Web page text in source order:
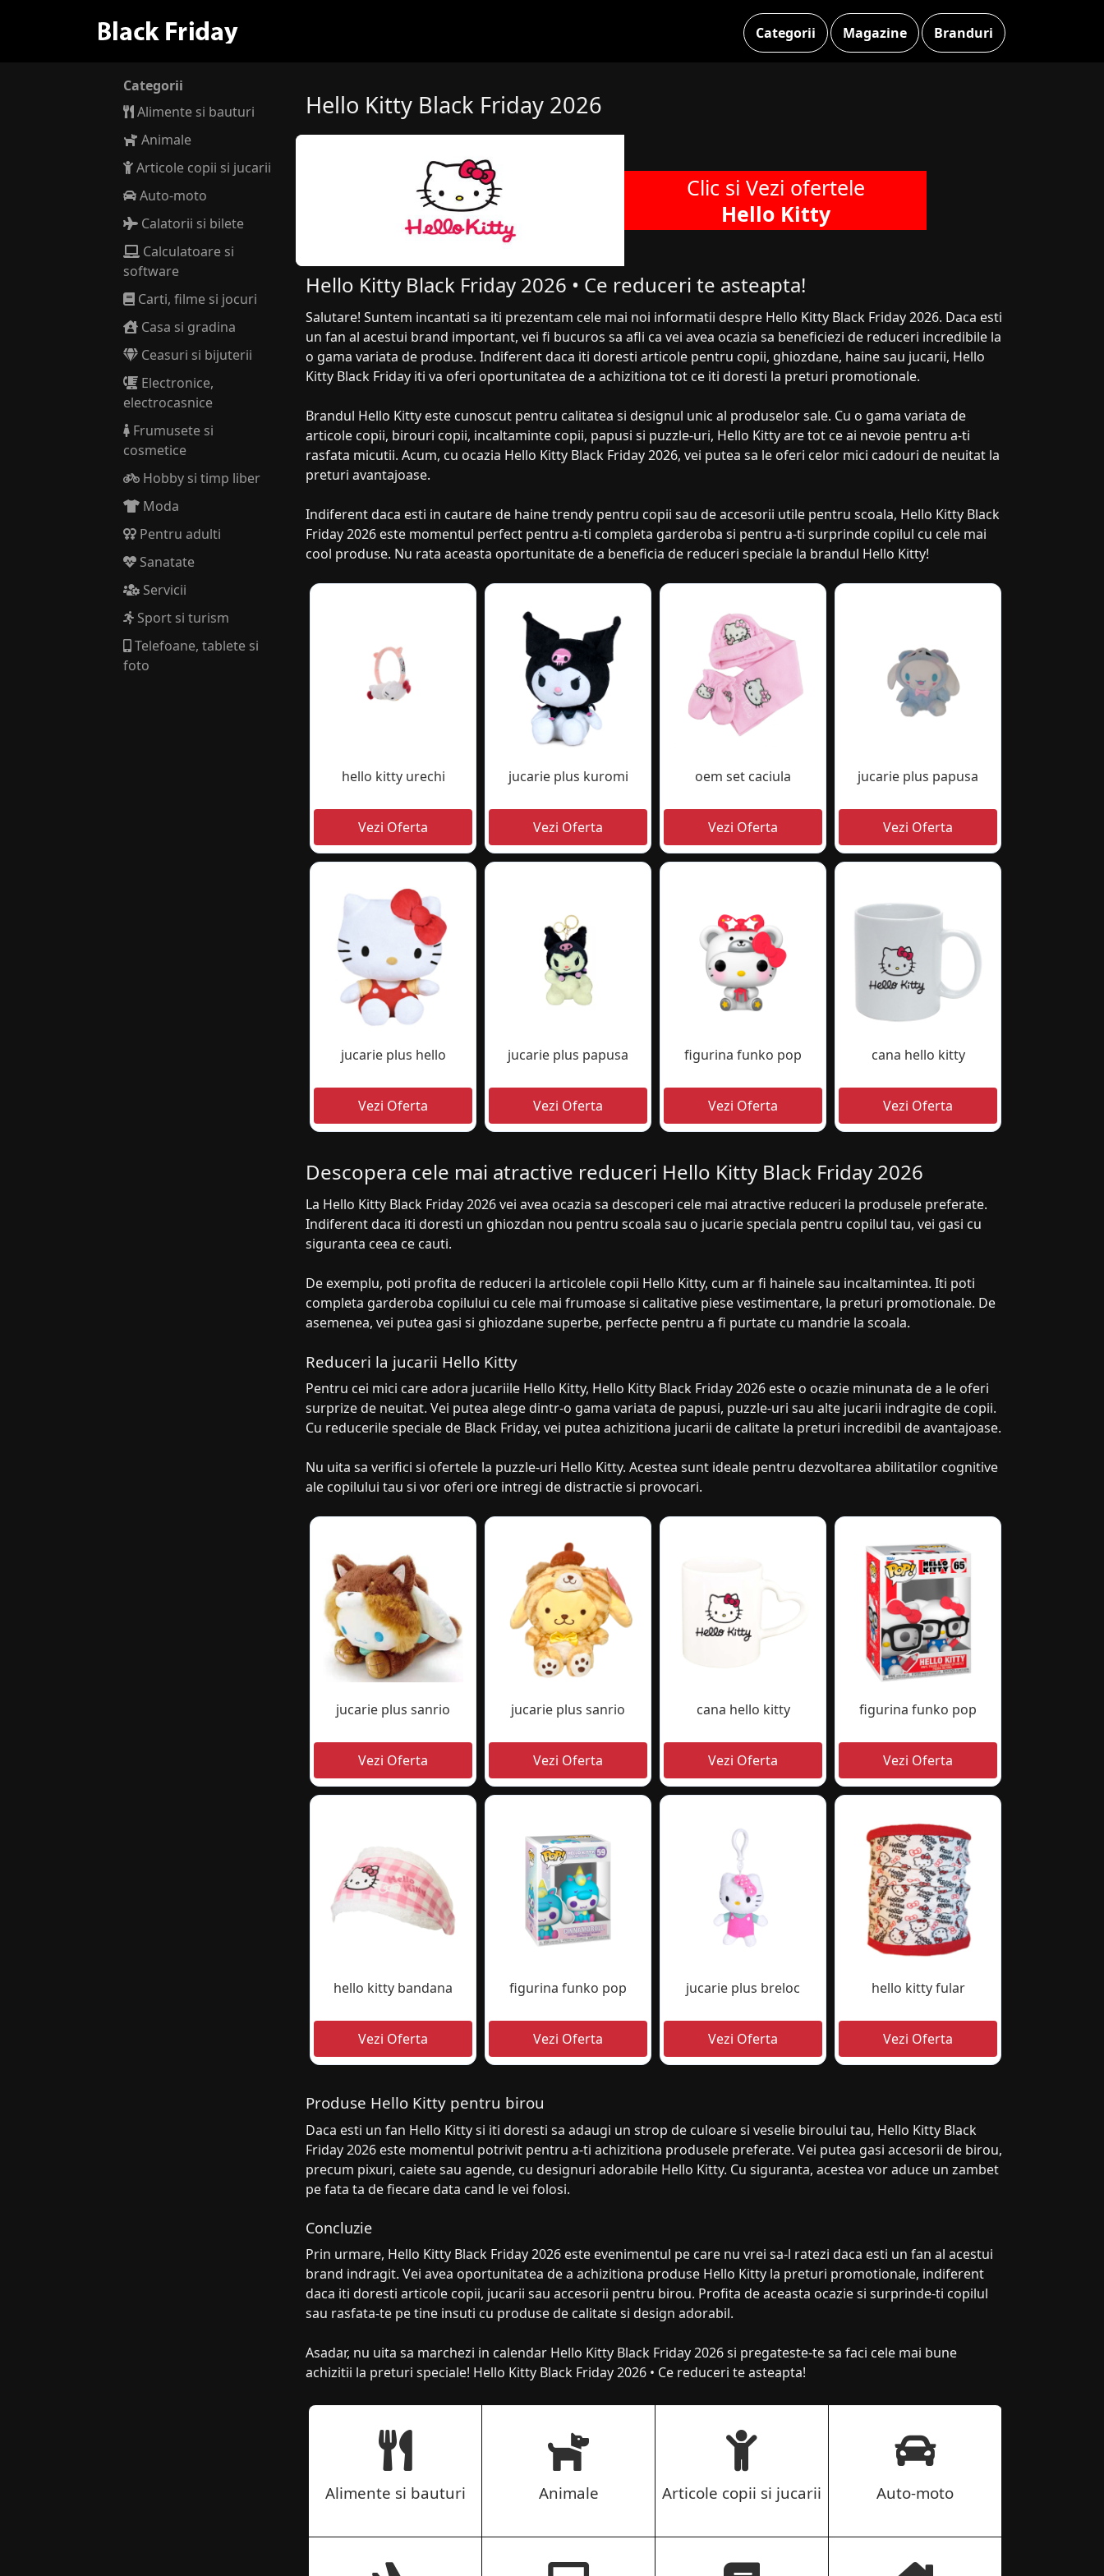
Categorii Magazine Branduri
Hello Kitty Black Friday 2026
Clic si Vezi ofertele
Hello Kitty
Hello Kitty Black Friday 2026 • Ce reduceri te asteapta!
Salutare! Suntem incantati sa iti prezentam cele mai noi informatii despre Hello Kitty Black Friday 2026. Daca esti
un fan al acestui brand important, vei fi bucuros sa afli ca vei avea ocazia sa beneficiezi de reduceri incredibile la
o gama variata de produse. Indiferent daca iti doresti articole pentru copii, ghiozdane, haine sau jucarii, Hello
Kitty Black Friday iti va oferi oportunitatea de a achizitiona tot ce iti doresti la preturi promotionale.
Brandul Hello Kitty este cunoscut pentru calitatea si designul unic al produselor sale. Cu o gama variata de
articole copii, birouri copii, incaltaminte copii, papusi si puzzle-uri, Hello Kitty are tot ce ai nevoie pentru a-ti
rasfata micutii. Acum, cu ocazia Hello Kitty Black Friday 2026, vei putea sa le oferi celor mici cadouri de neuitat la
preturi avantajoase.
Indiferent daca esti in cautare de haine trendy pentru copii sau de accesorii utile pentru scoala, Hello Kitty Black
Friday 2026 este momentul perfect pentru a-ti completa garderoba si pentru a-ti surprinde copilul cu cele mai
cool produse. Nu rata aceasta oportunitate de a beneficia de reduceri speciale la brandul Hello Kitty!
hello kitty urechi jucarie plus kuromi oem set caciula jucarie plus papusa
jucarie plus hello jucarie plus papusa figurina funko pop cana hello kitty
Descopera cele mai atractive reduceri Hello Kitty Black Friday 2026
La Hello Kitty Black Friday 2026 vei avea ocazia sa descoperi cele mai atractive reduceri la produsele preferate.
Indiferent daca iti doresti un ghiozdan nou pentru scoala sau o jucarie speciala pentru copilul tau, vei gasi cu
siguranta ceea ce cauti.
De exemplu, poti profita de reduceri la articolele copii Hello Kitty, cum ar fi hainele sau incaltamintea. Iti poti
completa garderoba copilului cu cele mai frumoase si calitative piese vestimentare, la preturi promotionale. De
asemenea, vei putea gasi si ghiozdane superbe, perfecte pentru a fi purtate cu mandrie la scoala.
Reduceri la jucarii Hello Kitty
Pentru cei mici care adora jucariile Hello Kitty, Hello Kitty Black Friday 2026 este o ocazie minunata de a le oferi
surprize de neuitat. Vei putea alege dintr-o gama variata de papusi, puzzle-uri sau alte jucarii indragite de copii.
Cu reducerile speciale de Black Friday, vei putea achizitiona jucarii de calitate la preturi incredibil de avantajoase.
Nu uita sa verifici si ofertele la puzzle-uri Hello Kitty. Acestea sunt ideale pentru dezvoltarea abilitatilor cognitive
ale copilului tau si vor oferi ore intregi de distractie si provocari.
jucarie plus sanrio jucarie plus sanrio cana hello kitty figurina funko pop
hello kitty bandana figurina funko pop jucarie plus breloc hello kitty fular
Produse Hello Kitty pentru birou
Daca esti un fan Hello Kitty si iti doresti sa adaugi un strop de culoare si veselie biroului tau, Hello Kitty Black
Friday 2026 este momentul potrivit pentru a-ti achizitiona produsele preferate. Vei putea gasi accesorii de birou,
precum pixuri, caiete sau agende, cu designuri adorabile Hello Kitty. Cu siguranta, acestea vor aduce un zambet
pe fata ta de fiecare data cand le vei folosi.
Concluzie
Prin urmare, Hello Kitty Black Friday 2026 este evenimentul pe care nu vrei sa-l ratezi daca esti un fan al acestui
brand indragit. Vei avea oportunitatea de a achizitiona produse Hello Kitty la preturi promotionale, indiferent
daca iti doresti articole copii, jucarii sau accesorii pentru birou. Profita de aceasta ocazie si surprinde-ti copilul
sau rasfata-te pe tine insuti cu produse de calitate si design adorabil.
Asadar, nu uita sa marchezi in calendar Hello Kitty Black Friday 2026 si pregateste-te sa faci cele mai bune
achizitii la preturi speciale! Hello Kitty Black Friday 2026 • Ce reduceri te asteapta!
Alimente si bauturi Animale Articole copii si jucarii Auto-moto
Categorii
Alimente si bauturi
Animale
Articole copii si jucarii
Auto-moto
Calatorii si bilete
Calculatoare si
software
Carti, filme si jocuri
Casa si gradina
Ceasuri si bijuterii
Electronice,
electrocasnice
Frumusete si
cosmetice
Hobby si timp liber
Moda
Pentru adulti
Sanatate
Servicii
Sport si turism
Telefoane, tablete si
foto